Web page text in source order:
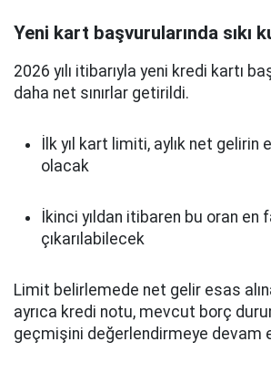
Yeni kart başvurularında sıkı
2026 yılı itibarıyla yeni kredi kartı
daha net sınırlar getirildi.
İlk yıl kart limiti, aylık net gelirin
olacak
İkinci yıldan itibaren bu oran en
çıkarılabilecek
Limit belirlemede net gelir esas
ayrıca kredi notu, mevcut borç
geçmişini değerlendirmeye devam